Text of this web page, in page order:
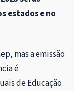
estados e no
mas a emissão
é
de Educação